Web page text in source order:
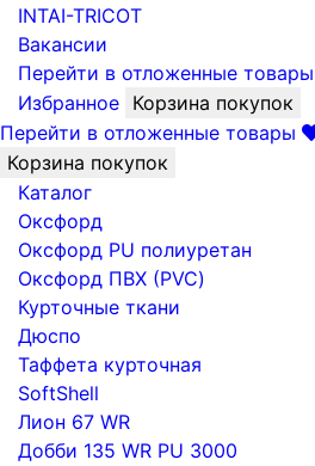
INTAI-TRICOT
Вакансии
Перейти в отложенные товары
Избранное Корзина покупок
Перейти в отложенные товары
Корзина покупок
Каталог
Оксфорд
Оксфорд PU полиуретан
Оксфорд ПВХ (PVC)
Курточные ткани
Дюспо
Таффета курточная
SoftShell
Лион 67 WR
Добби 135 WR PU 3000